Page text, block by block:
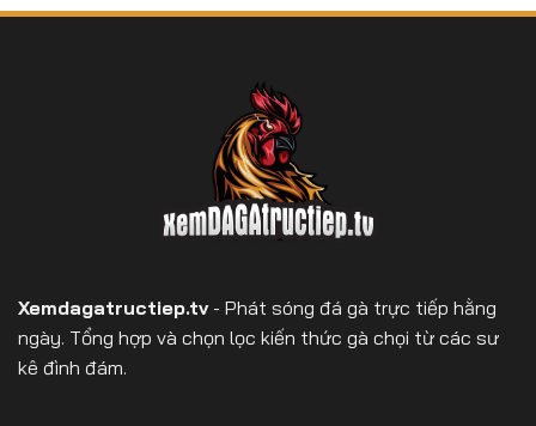
Xemdagatructiep.tv- Phát sóng đá gà trực tiếp hằng
ngày. Tổng hợp và chọn lọc kiến thức gà chọi từ các sư
kê đình đám.